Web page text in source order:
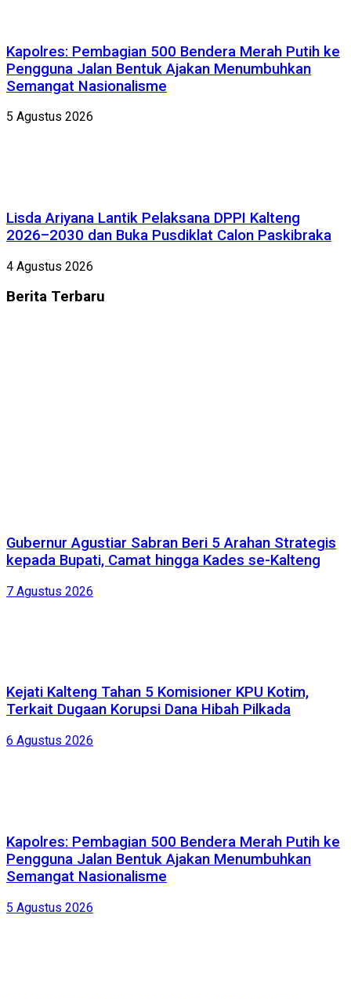
Kapolres: Pembagian 500 Bendera Merah Putih ke
Pengguna Jalan Bentuk Ajakan Menumbuhkan
Semangat Nasionalisme
5 Agustus 2026
Lisda Ariyana Lantik Pelaksana DPPI Kalteng
2026–2030 dan Buka Pusdiklat Calon Paskibraka
4 Agustus 2026
Berita Terbaru
Gubernur Agustiar Sabran Beri 5 Arahan Strategis
kepada Bupati, Camat hingga Kades se-Kalteng
7 Agustus 2026
Kejati Kalteng Tahan 5 Komisioner KPU Kotim,
Terkait Dugaan Korupsi Dana Hibah Pilkada
6 Agustus 2026
Kapolres: Pembagian 500 Bendera Merah Putih ke
Pengguna Jalan Bentuk Ajakan Menumbuhkan
Semangat Nasionalisme
5 Agustus 2026